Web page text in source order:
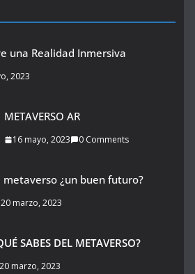
una Realidad Inmersiva
2023
METAVERSO AR
16 mayo, 2023 0 Comments
metaverso ¿un buen futuro?
20 marzo, 2023
SABES DEL METAVERSO?
20 marzo, 2023